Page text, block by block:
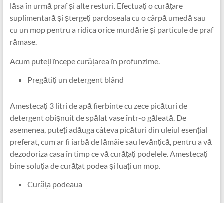
lăsa în urmă praf și alte resturi. Efectuați o curățare
suplimentară și ștergeți pardoseala cu o cârpă umedă sau
cu un mop pentru a ridica orice murdărie și particule de praf
rămase.
Acum puteți începe curățarea în profunzime.
Pregătiți un detergent blând
Amestecați 3 litri de apă fierbinte cu zece picături de
detergent obișnuit de spălat vase într-o găleată. De
asemenea, puteți adăuga câteva picături din uleiul esențial
preferat, cum ar fi iarbă de lămâie sau levănțică, pentru a vă
dezodoriza casa în timp ce vă curățați podelele. Amestecați
bine soluția de curățat podea și luați un mop.
Curăța podeaua